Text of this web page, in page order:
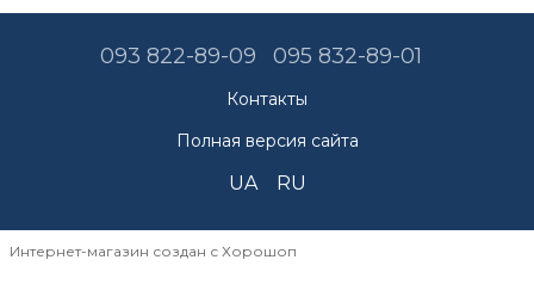
093 822-89-09 095 832-89-01
Контакты
Полная версия сайта
UA RU
Интернет-магазин создан с Хорошоп